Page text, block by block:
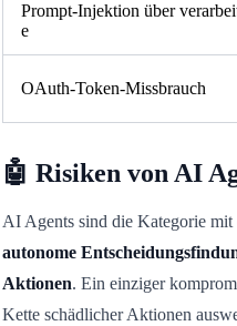
Prompt-Injektion über
e
OAuth-Token-Missbrauch
🤖 Risiken von AI
AI Agents sind die Kategorie
autonome
Aktionen. Ein einziger
Kette schädlicher Aktionen